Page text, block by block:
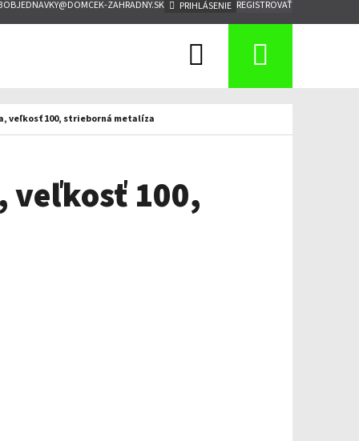
OBJEDNAVKY@DOMCEK-ZAHRADNY.SK PRIHLÁSENIE REGISTROVAŤ
Hľadať
veľkosť 100, strieborná metalíza
veľkosť 100,